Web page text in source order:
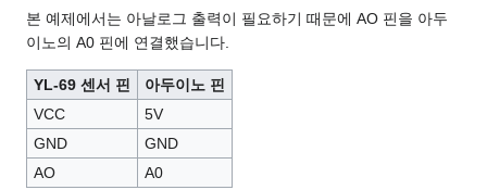
본 예제에서는 아날로그 출력이 필요하기 때문에 AO 핀을 아두
이노의 A0 핀에 연결했습니다.
YL-69 센서 핀
아두이노 핀
VCC
5V
GND
GND
AO
A0